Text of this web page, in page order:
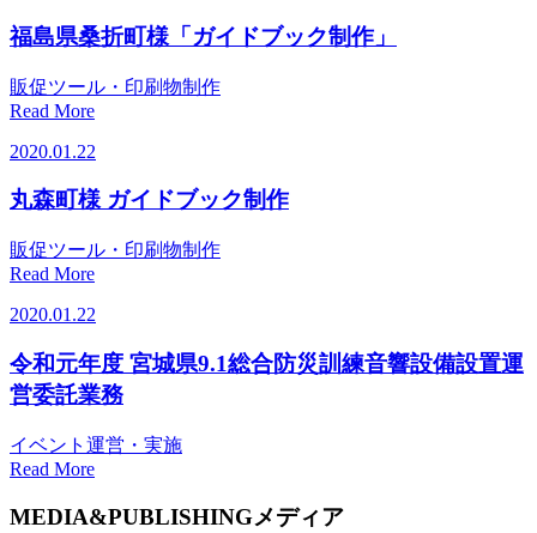
福島県桑折町様「ガイドブック制作」
販促ツール・印刷物制作
Read More
2020.01.22
丸森町様 ガイドブック制作
販促ツール・印刷物制作
Read More
2020.01.22
令和元年度 宮城県9.1総合防災訓練音響設備設置運
営委託業務
イベント運営・実施
Read More
MEDIA&PUBLISHINGメディア